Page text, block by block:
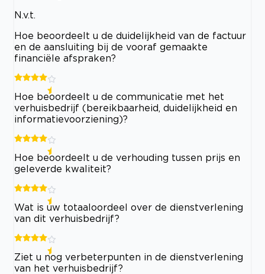
N.v.t.
Hoe beoordeelt u de duidelijkheid van de factuur
en de aansluiting bij de vooraf gemaakte
financiële afspraken?
Hoe beoordeelt u de communicatie met het
verhuisbedrijf (bereikbaarheid, duidelijkheid en
informatievoorziening)?
Hoe beoordeelt u de verhouding tussen prijs en
geleverde kwaliteit?
Wat is uw totaaloordeel over de dienstverlening
van dit verhuisbedrijf?
Ziet u nog verbeterpunten in de dienstverlening
van het verhuisbedrijf?